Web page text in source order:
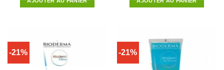
était :
était :
-21% -21%